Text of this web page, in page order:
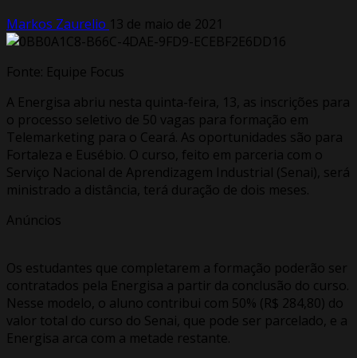
Markos Zaurelio 13 de maio de 2021
Fonte: Equipe Focus
A Energisa abriu nesta quinta-feira, 13, as inscrições para
o processo seletivo de 50 vagas para formação em
Telemarketing para o Ceará. As oportunidades são para
Fortaleza e Eusébio. O curso, feito em parceria com o
Serviço Nacional de Aprendizagem Industrial (Senai), será
ministrado a distância, terá duração de dois meses.
Anúncios
Os estudantes que completarem a formação poderão ser
contratados pela Energisa a partir da conclusão do curso.
Nesse modelo, o aluno contribui com 50% (R$ 284,80) do
valor total do curso do Senai, que pode ser parcelado, e a
Energisa arca com a metade restante.